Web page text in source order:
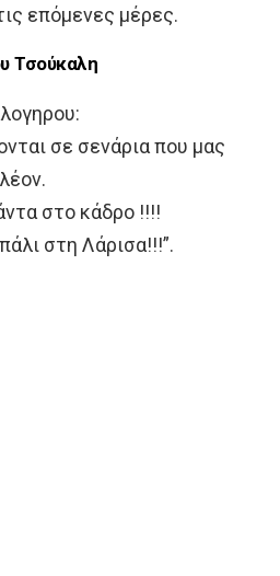
επόμενες μέρες.
Τσούκαλη
σε σενάρια που μας
στο κάδρο !!!!
στη Λάρισα!!!”.